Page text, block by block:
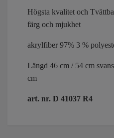
Högsta kvalitet och
färg och mjukhet
akrylfiber 97% 3 %
Längd 46 cm / 54 cm
cm
art. nr. D 41037 R4